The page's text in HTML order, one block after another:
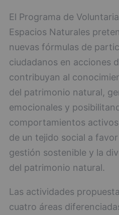
El Programa de
Espacios Naturales
nuevas fórmulas de
ciudadanos en acciones
contribuyan al
del patrimonio natural,
emocionales y
comportamientos
de un tejido social a
gestión sostenible y la
del patrimonio natural.
Las actividades
cuatro áreas